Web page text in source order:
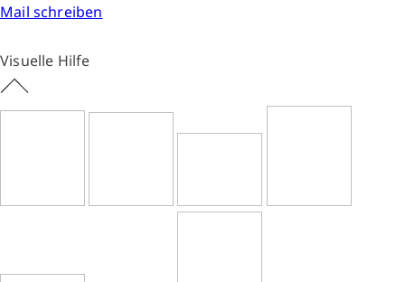
Mail schreiben
Visuelle Hilfe